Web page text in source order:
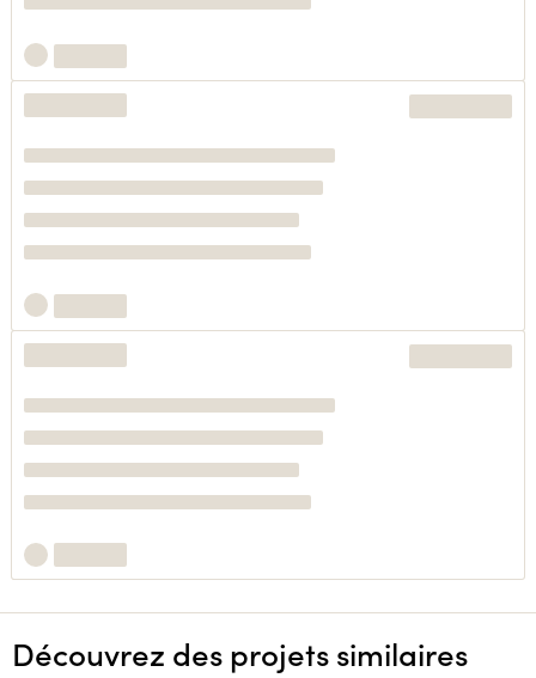
Découvrez des projets similaires